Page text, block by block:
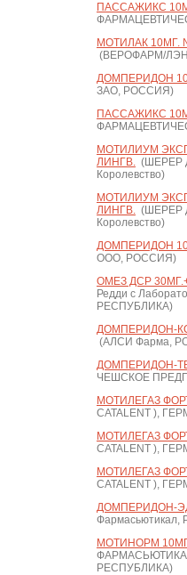
ПАССАЖИКС
МОТИЛАК 10МГ.
(ВЕРОФАРМ/
ДОМПЕРИДОН
ЗАО, РОССИЯ)
ПАССАЖИКС
МОТИЛИУМ
ЛИНГВ.(ШЕРЕР
Королевство)
МОТИЛИУМ
ЛИНГВ.(ШЕРЕР
Королевство)
ДОМПЕРИДОН
ООО, РОССИЯ)
ОМЕЗ ДСР
Редди с
РЕСПУБЛИКА)
ДОМПЕРИДОН-
(АЛСИ Фарма,
ДОМПЕРИДОН-
ЧЕШСКОЕ
МОТИЛЕГАЗ
CATALENT ),
МОТИЛЕГАЗ
CATALENT ),
МОТИЛЕГАЗ
CATALENT ),
ДОМПЕРИДОН-
МОТИНОРМ
РЕСПУБЛИКА)